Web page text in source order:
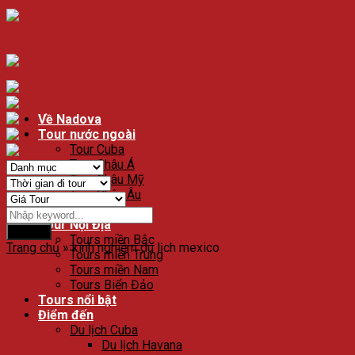
Về Nadova
Tour nước ngoài
Tour Cuba
Tour Châu Á
Tour Châu Mỹ
Tour Châu Âu
Tour Độc Lạ
Tour Nội Địa
Tours miền Bắc
Tours miền Trung
Tours miền Nam
Tours Biển Đảo
Tours nổi bật
Điểm đến
Du lịch Cuba
Du lịch Havana
Trang chủ » kinh nghiệm du lịch mexico